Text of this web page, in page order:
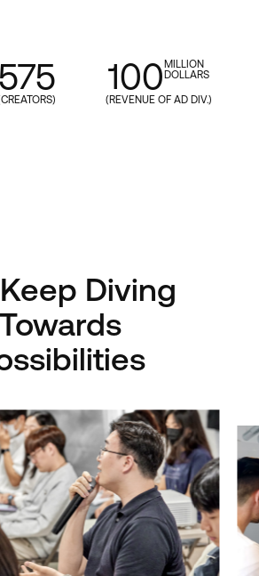
575 100 MILLION
DOLLARS
(REVENUE OF AD DIV.)
Diving
Towards